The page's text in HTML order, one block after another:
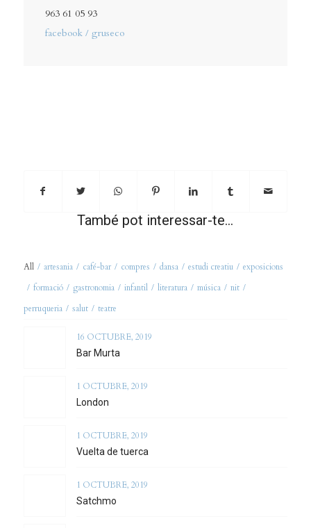
963 61 05 93
facebook / gruseco
També pot interessar-te…
All / artesania / café-bar / compres / dansa / estudi creatiu / exposicions
/ formació / gastronomia / infantil / literatura / música / nit /
perruqueria / salut / teatre
16 OCTUBRE, 2019
Bar Murta
1 OCTUBRE, 2019
London
1 OCTUBRE, 2019
Vuelta de tuerca
1 OCTUBRE, 2019
Satchmo